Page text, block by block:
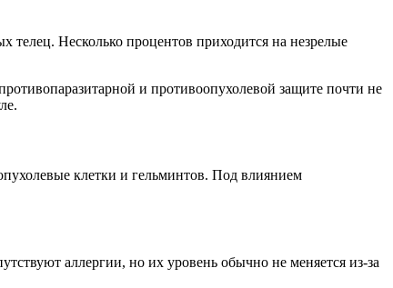
Несколько процентов приходится на незрелые
и противоопухолевой защите почти не
клетки и гельминтов. Под влиянием
аллергии, но их уровень обычно не меняется из-за